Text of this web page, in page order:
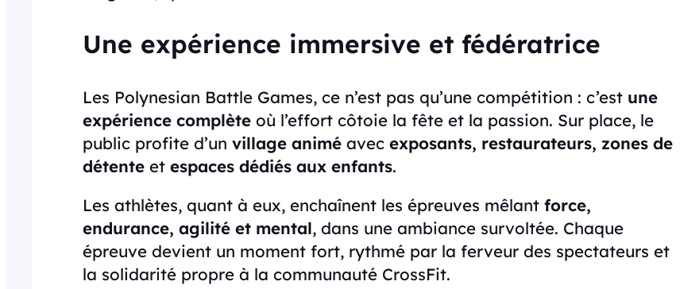
Une expérience immersive et fédératrice
Les Polynesian Battle Games, ce n’est pas qu’une compétition : c’est une
expérience complète où l’effort côtoie la fête et la passion. Sur place, le
public profite d’un village animé avec exposants, restaurateurs, zones de
détente et espaces dédiés aux enfants.
Les athlètes, quant à eux, enchaînent les épreuves mêlant force,
endurance, agilité et mental, dans une ambiance survoltée. Chaque
épreuve devient un moment fort, rythmé par la ferveur des spectateurs et
la solidarité propre à la communauté CrossFit.